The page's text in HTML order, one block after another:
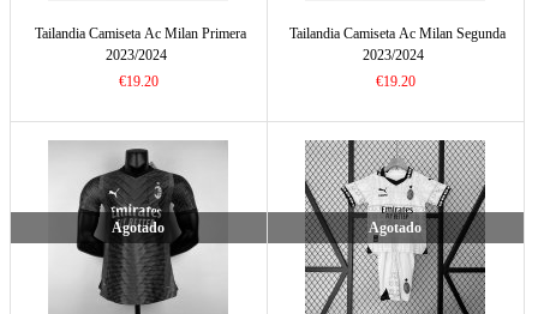
Tailandia Camiseta Ac Milan Primera
2023/2024
€19.20
Tailandia Camiseta Ac Milan Segunda
2023/2024
€19.20
Agotado Agotado